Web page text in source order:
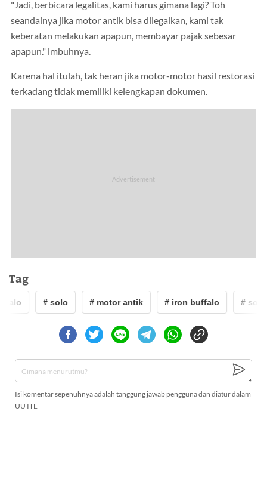
"Jadi, berbicara legalitas, kami harus gimana lagi? Toh
seandainya jika motor antik bisa dilegalkan, kami tak
keberatan melakukan apapun, membayar pajak sebesar
apapun." imbuhnya.
Karena hal itulah, tak heran jika motor-motor hasil restorasi
terkadang tidak memiliki kelengkapan dokumen.
Tag
# solo # motor antik # iron buffalo # solo
Isi komentar sepenuhnya adalah tanggung jawab pengguna dan diatur dalam
UU ITE